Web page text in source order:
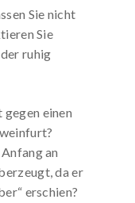
Sie nicht
Sie
ruhig
gegen einen
an
da er
erschien?